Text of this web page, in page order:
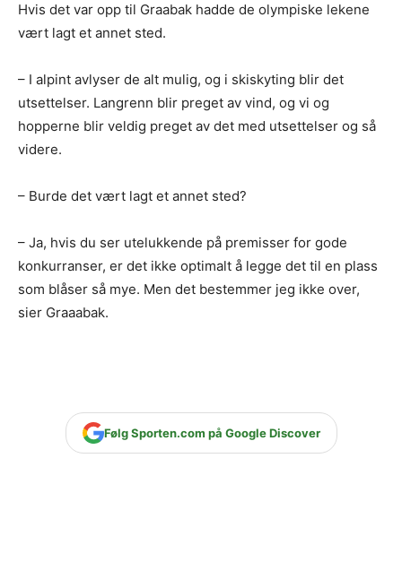
Hvis det var opp til Graabak hadde de olympiske lekene
vært lagt et annet sted.
– I alpint avlyser de alt mulig, og i skiskyting blir det
utsettelser. Langrenn blir preget av vind, og vi og
hopperne blir veldig preget av det med utsettelser og så
videre.
– Burde det vært lagt et annet sted?
– Ja, hvis du ser utelukkende på premisser for gode
konkurranser, er det ikke optimalt å legge det til en plass
som blåser så mye. Men det bestemmer jeg ikke over,
sier Graaabak.
Følg Sporten.com på Google Discover